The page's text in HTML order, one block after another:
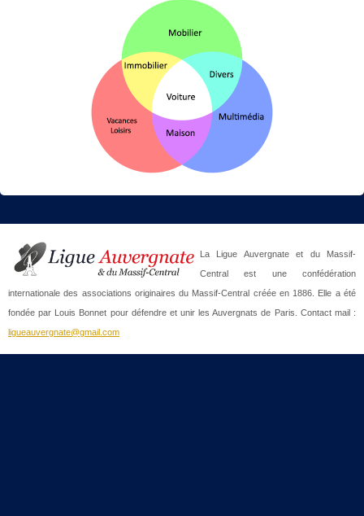
La Ligue Auvergnate et du Massif-
Central est une confédération
internationale des associations originaires du Massif-Central créée en 1886. Elle a été
fondée par Louis Bonnet pour défendre et unir les Auvergnats de Paris. Contact mail :
ligueauvergnate@gmail.com